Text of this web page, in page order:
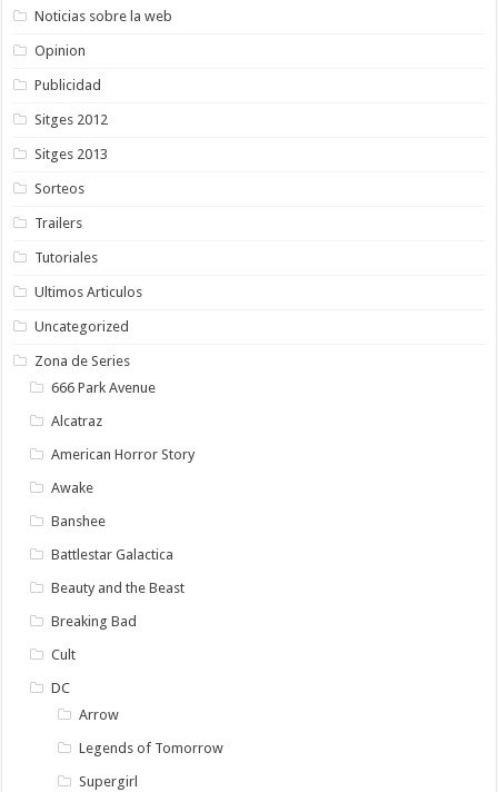
Noticias sobre la web
Opinion
Publicidad
Sitges 2012
Sitges 2013
Sorteos
Trailers
Tutoriales
Ultimos Articulos
Uncategorized
Zona de Series
666 Park Avenue
Alcatraz
American Horror Story
Awake
Banshee
Battlestar Galactica
Beauty and the Beast
Breaking Bad
Cult
DC
Arrow
Legends of Tomorrow
Supergirl